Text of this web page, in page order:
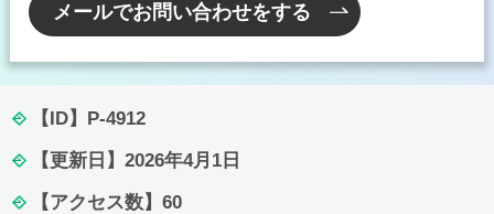
メールでお問い合わせをする
【ID】 P-4912
【更新日】 2026年4月1日
【アクセス数】 60